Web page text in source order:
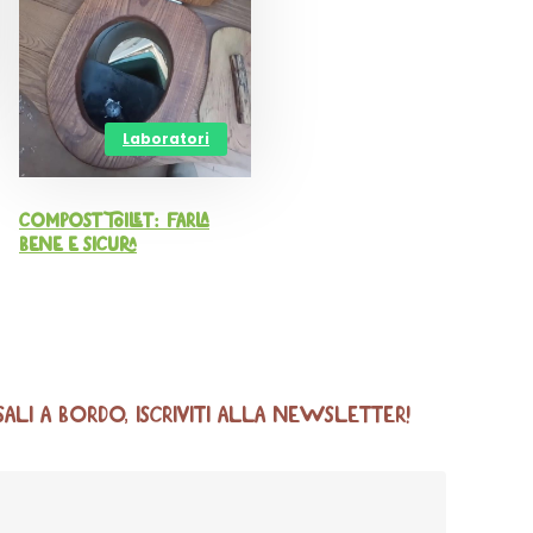
Laboratori
Compost toilet: farla
bene e sicura
A BORDO, ISCRIVITI ALLA NEWSLETTER!